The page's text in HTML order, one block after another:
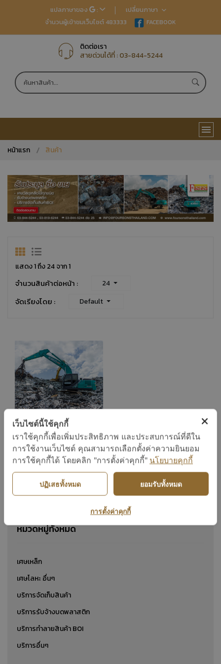
แปลภาษาของ :
TH EN
CN
เปลี่ยนภาษา
จำนวนผู้เข้าชมเว็บไซต์ 483333
FACEBOOK
ติดต่อเรา
สายด่วนได้ที่ :03-844-5244
หน้าแรก สินค้า
แสดง 1 ถึง 24 จาก 1
จำนวนสินค้าต่อหน้า : 24
จัดเรียงโดย : Default
เศษเหล็กปั๊ม
แสดง 1 ถึง 24 จาก 1
หมวดหมู่ทั้งหมด
เศษเหล็ก
เศษโลหะ อื่นๆ
บริการจัดเก็บสินค้า
บริการรับจ้างบดพลาสติก
บริการทำลายสินค้า BOI
บริการอื่นๆ
เว็บไซต์นี้ใช้คุกกี้
เราใช้คุกกี้เพื่อเพิ่มประสิทธิภาพ และประสบการณ์ที่ดีใน
การใช้งานเว็บไซต์ คุณสามารถเลือกตั้งค่าความยินยอม
การใช้คุกกี้ได้ โดยคลิก "การตั้งค่าคุกกี้" นโยบายคุกกี้
ปฏิเสธทั้งหมด ยอมรับทั้งหมด
การตั้งค่าคุกกี้